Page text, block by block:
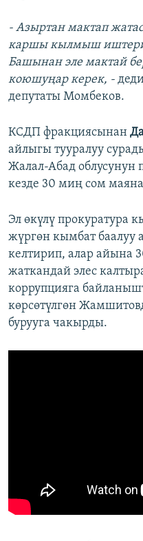
- Азыртан мактап
каршы кылмыш
Башынан эле мактай
коюшуңар керек, -
депутаты Момбеков.
КСДП фракциясынан
айлыгы тууралуу
Жалал-Абад облусунун
кезде 30 миң сом
Эл өкүлү прокуратура
жүргөн кымбат баалуу
келтирип, алар айына
жаткандай элес
коррупцияга
көрсөтүлгөн
бурууга чакырды.